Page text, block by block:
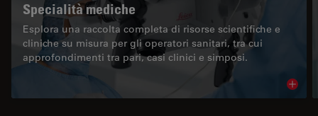
Specialità mediche
Esplora una raccolta completa di risorse scientifiche e
cliniche su misura per gli operatori sanitari, tra cui
approfondimenti tra pari, casi clinici e simposi.